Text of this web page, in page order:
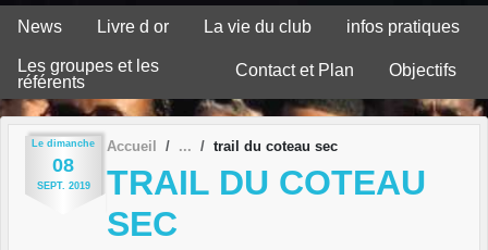
News Livre d or La vie du club infos pratiques
Les groupes et les
référents
Contact et Plan Objectifs
Le dimanche
08
SEPT. 2019
Accueil trail du coteau sec
TRAIL DU COTEAU
SEC